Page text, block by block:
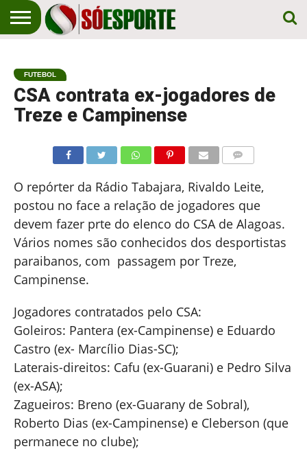
EM
PRIMEIRO
ESPORTE
FUTEBOL
CSA contrata ex-jogadores de
Treze e Campinense
O repórter da Rádio Tabajara, Rivaldo Leite,
postou no face a relação de jogadores que
devem fazer prte do elenco do CSA de Alagoas.
Vários nomes são conhecidos dos desportistas
paraibanos, com passagem por Treze,
Campinense.
Jogadores contratados pelo CSA:
Goleiros: Pantera (ex-Campinense) e Eduardo
Castro (ex- Marcílio Dias-SC);
Laterais-direitos: Cafu (ex-Guarani) e Pedro Silva
(ex-ASA);
Zagueiros: Breno (ex-Guarany de Sobral),
Roberto Dias (ex-Campinense) e Cleberson (que
permanece no clube);